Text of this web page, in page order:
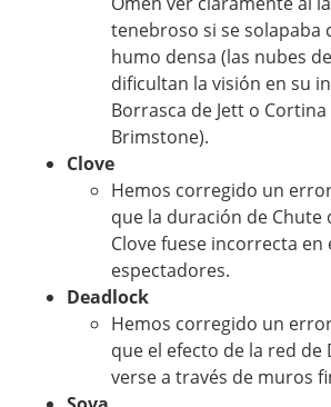
tenebroso si se solapaba
humo densa (las nubes
dificultan la visión en su
Borrasca de Jett o
Brimstone).
Clove
Hemos corregido un
que la duración de Chute
Clove fuese incorrecta en
espectadores.
Deadlock
Hemos corregido un
que el efecto de la red de
verse a través de muros